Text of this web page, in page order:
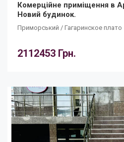
Комерційне приміщення в
Новий будинок.
Приморський / Гагаринское плато
2112453 Грн.